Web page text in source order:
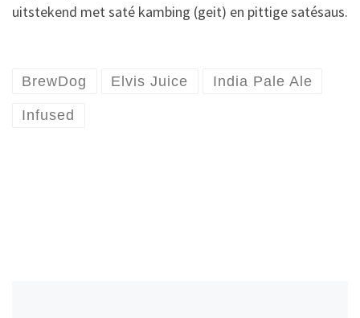
uitstekend met saté kambing (geit) en pittige satésaus.
BrewDog Elvis Juice India Pale Ale
Infused